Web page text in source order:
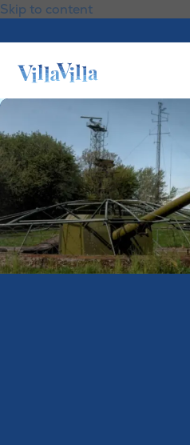
Skip to content